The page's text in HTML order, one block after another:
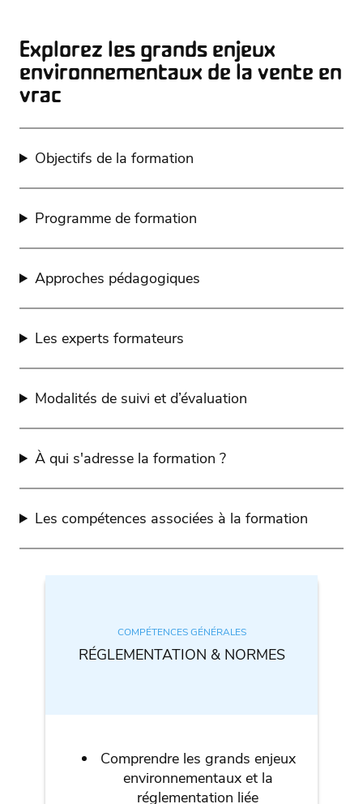
Explorez les grands enjeux
environnementaux de la vente en
vrac
Objectifs de la formation
Programme de formation
Approches pédagogiques
Les experts formateurs
Modalités de suivi et d’évaluation
À qui s'adresse la formation ?
Les compétences associées à la formation
COMPÉTENCES GÉNÉRALES
RÉGLEMENTATION & NORMES
Comprendre les grands enjeux
environnementaux et la
réglementation liée